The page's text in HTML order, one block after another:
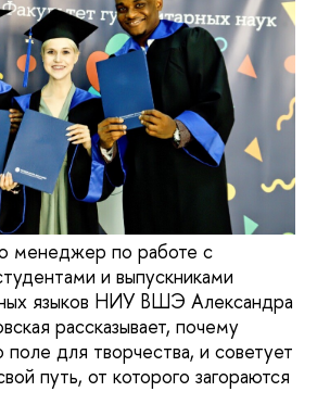
менеджер по работе с
и выпускниками
языков НИУ ВШЭ Александра
рассказывает, почему
поле для творчества, и советует
путь, от которого загораются